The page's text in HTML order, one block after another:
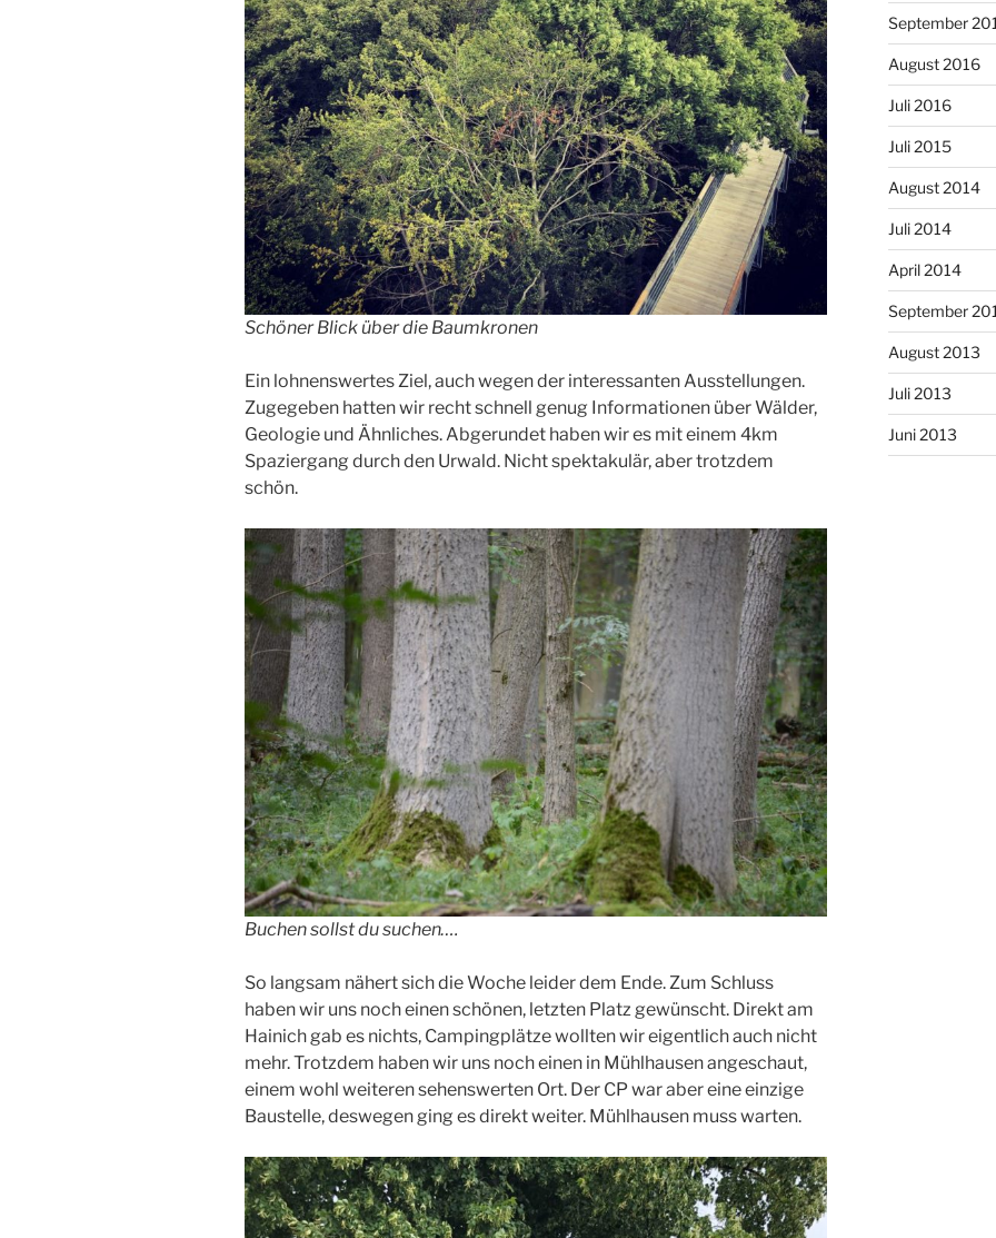
Schöner Blick über die Baumkronen
Ein lohnenswertes Ziel, auch wegen der interessanten Ausstellungen.
Zugegeben hatten wir recht schnell genug Informationen über Wälder,
Geologie und Ähnliches. Abgerundet haben wir es mit einem 4km
Spaziergang durch den Urwald. Nicht spektakulär, aber trotzdem
schön.
Buchen sollst du suchen….
So langsam nähert sich die Woche leider dem Ende. Zum Schluss
haben wir uns noch einen schönen, letzten Platz gewünscht. Direkt am
Hainich gab es nichts, Campingplätze wollten wir eigentlich auch nicht
mehr. Trotzdem haben wir uns noch einen in Mühlhausen angeschaut,
einem wohl weiteren sehenswerten Ort. Der CP war aber eine einzige
Baustelle, deswegen ging es direkt weiter. Mühlhausen muss warten.
September
August 2016
Juli 2016
Juli 2015
August 2014
Juli 2014
April 2014
September
August 2013
Juli 2013
Juni 2013